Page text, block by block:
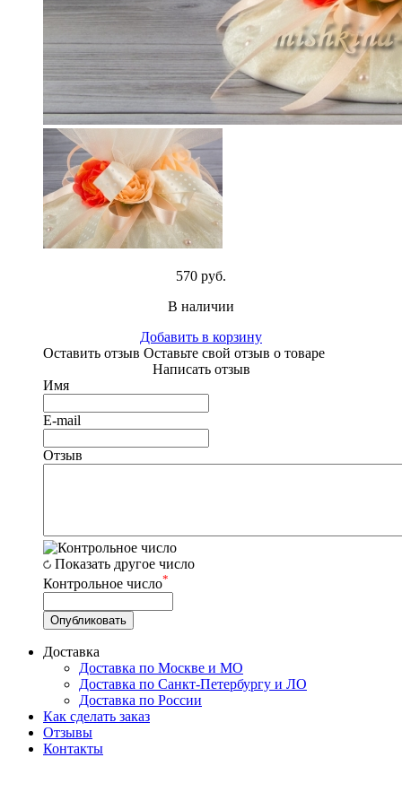
570 руб.
В наличии
Добавить в корзину
Оставить отзыв Оставьте свой отзыв о товаре
Написать отзыв
Имя
E-mail
Отзыв
Показать другое число
Контрольное число*
Доставка
Доставка по Москве и МО
Доставка по Санкт-Петербургу и ЛО
Доставка по России
Как сделать заказ
Отзывы
Контакты